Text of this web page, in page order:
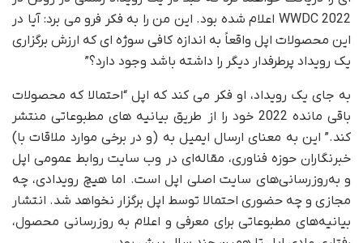
WWDC 2022 اعلام شده بود. این من را به فکر فرو می برد: آیا در
این محصولات اپل واقعاً به اندازه کافی سوژه ای که ارزش برگزاری
یک رویداد پرطرفدار دیگر را داشته باشد وجود دارد؟”
به جای یک رویداد، او فکر می کند که اپل “احتمالا که محصولات
باقی مانده 2022 خود را از طریق بیانیه های مطبوعاتی منتشر
کند.” این به معنای ارسال ایمیل به (و در برخی موارد ملاقات با)
خبرنگاران حوزه فناوری، مقاله‌ای در وب سایت روابط عمومی اپل
و به‌روزرسانی‌های سایت اصلی اپل است. اما هیچ رویدادی، چه
مجازی و چه حضوری احتمالا توسط اپل برگزار نخواهد شد. انتشار
بیانیه‌های مطبوعاتی برای معرفی و اعلام ‌به روزرسانی محصول،